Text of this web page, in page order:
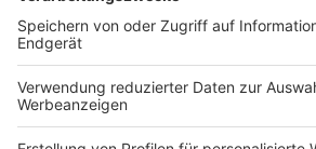
DEINE GEMERKTEN ARTIKEL
Du hast dir noch keine Artikel gemerkt
Markiere sie hierfür mit einem